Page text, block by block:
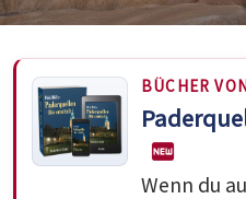
BÜCHER
Wenn du